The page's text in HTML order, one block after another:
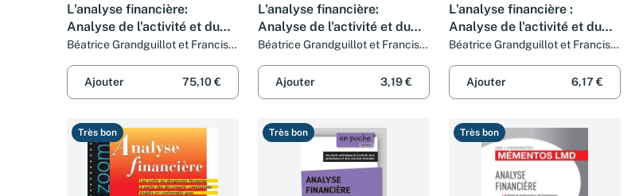
L'analyse financière:
Analyse de l'activité et du
risque d'exploitation,
Analyse fonctionnelle,
Analyse patrimoniale,
Ratios, Tableau de fin
Béatrice Grandguillot et Francis
Ajouter
75,10 €
L'analyse financière:
Analyse de l'activité et du
risque d'exploitation,
Analyse fonctionnelle -
Analyse patrimoniale, Ratios
- Tableaux de
Béatrice Grandguillot et Francis
Ajouter
3,19 €
L'analyse financière :
Analyse de l'activité et du
risque d'exploitation,
analyse fonctionnelle,
analyse patrimoniale, ratios,
tableau de fi
Béatrice Grandguillot et Francis
Ajouter
6,17 €
Très bon Très bon Très bon